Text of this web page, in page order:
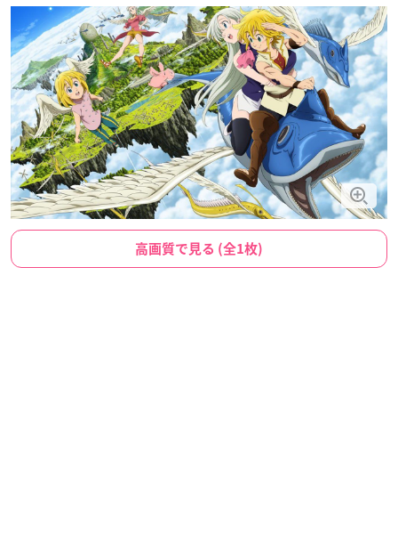
高画質で見る (全1枚)